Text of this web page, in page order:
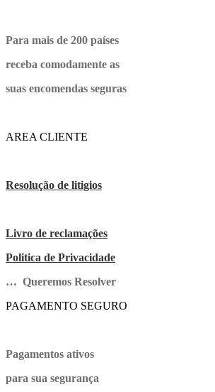
Para mais de 200 países
receba comodamente as
suas encomendas seguras
AREA CLIENTE
Resolução de litigios
Livro de reclamações
Politica de Privacidade
… Queremos Resolver
PAGAMENTO SEGURO
Pagamentos ativos
para sua segurança